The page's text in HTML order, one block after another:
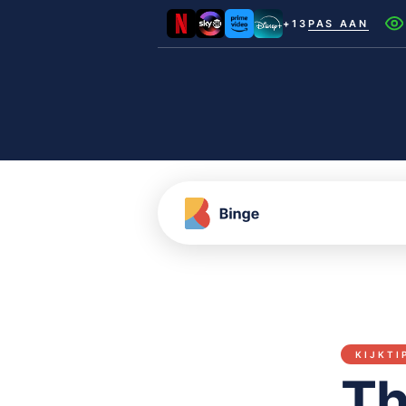
+13 PAS AAN
Netflix
KIJKTIP